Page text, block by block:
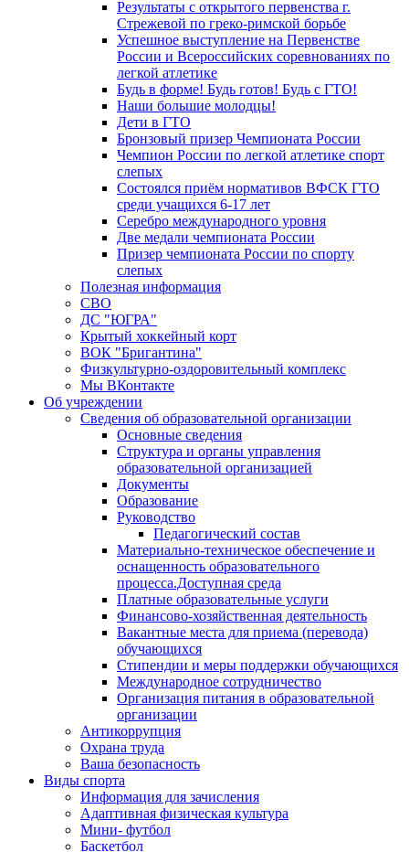
Результаты с открытого первенства г.
Стрежевой по греко-римской борьбе
Успешное выступление на Первенстве
России и Всероссийских соревнованиях по
легкой атлетике
Будь в форме! Будь готов! Будь с ГТО!
Наши большие молодцы!
Дети в ГТО
Бронзовый призер Чемпионата России
Чемпион России по легкой атлетике спорт
слепых
Состоялся приём нормативов ВФСК ГТО
среди учащихся 6-17 лет
Серебро международного уровня
Две медали чемпионата России
Призер чемпионата России по спорту
слепых
Полезная информация
СВО
ДС "ЮГРА"
Крытый хоккейный корт
ВОК "Бригантина"
Физкультурно-оздоровительный комплекс
Мы ВКонтакте
Об учреждении
Сведения об образовательной организации
Основные сведения
Структура и органы управления
образовательной организацией
Документы
Образование
Руководство
Педагогический состав
Материально-техническое обеспечение и
оснащенность образовательного
процесса.Доступная среда
Платные образовательные услуги
Финансово-хозяйственная деятельность
Вакантные места для приема (перевода)
обучающихся
Стипендии и меры поддержки обучающихся
Международное сотрудничество
Организация питания в образовательной
организации
Антикоррупция
Охрана труда
Ваша безопасность
Виды спорта
Информация для зачисления
Адаптивная физическая культура
Мини- футбол
Баскетбол